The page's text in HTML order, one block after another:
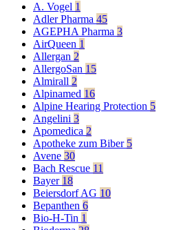
A. Vogel 1
Adler Pharma 45
AGEPHA Pharma 3
AirQueen 1
Allergan 2
AllergoSan 15
Almirall 2
Alpinamed 16
Alpine Hearing Protection 5
Angelini 3
Apomedica 2
Apotheke zum Biber 5
Avene 30
Bach Rescue 11
Bayer 18
Beiersdorf AG 10
Bepanthen 6
Bio-H-Tin 1